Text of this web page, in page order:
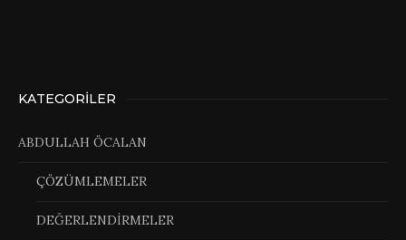
KATEGORILER
ABDULLAH ÖCALAN
ÇÖZÜMLEMELER
DEĞERLENDİRMELER